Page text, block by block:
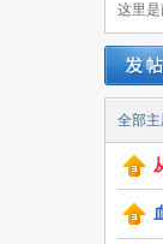
友 »
这里是
全部主